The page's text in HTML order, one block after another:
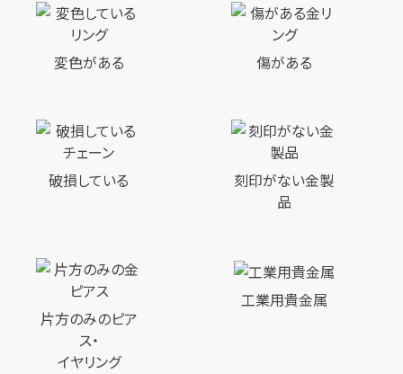
最短
今すぐ査定金額をお伝えいた
まずは 無料査定
【総合受付】24時間・年中無休(年末年
メールで無料相談する
変色がある 傷がある
破損している
刻印がない金製
品
片方のみのピア
ス・
イヤリング
工業用貴金属